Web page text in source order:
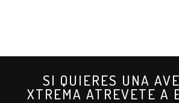
SI QUIERES UNA
XTREMA ATREVETE A